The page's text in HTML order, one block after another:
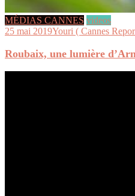
MÉDIAS CANNES videos
25 mai 2019Youri ( Cannes
Roubaix, une lumière